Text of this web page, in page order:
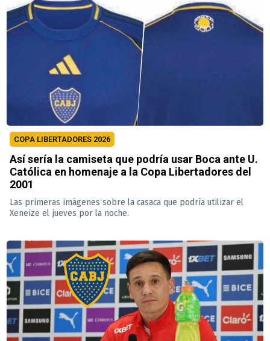
COPA LIBERTADORES 2026
Así sería la camiseta que podría usar Boca ante U.
Católica en homenaje a la Copa Libertadores del
2001
Las primeras imágenes sobre la casaca que podría utilizar el
Xeneize el jueves por la noche.